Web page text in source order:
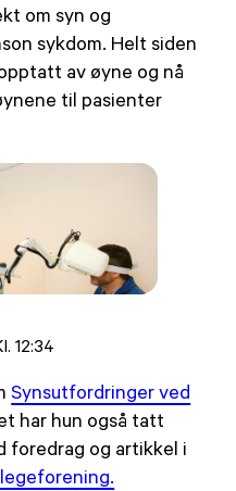
om syn og
sykdom. Helt siden
av øyne og nå
til pasienter
12:34
Synsutfordringer ved
har hun også tatt
foredrag og artikkel i